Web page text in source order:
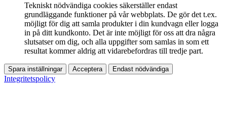
Tekniskt nödvändiga cookies säkerställer endast
grundläggande funktioner på vår webbplats. De gör det t.ex.
möjligt för dig att samla produkter i din kundvagn eller logga
in på ditt kundkonto. Det är inte möjligt för oss att dra några
slutsatser om dig, och alla uppgifter som samlas in som ett
resultat kommer aldrig att vidarebefordras till tredje part.
Spara inställningar Acceptera Endast nödvändiga
Integritetspolicy